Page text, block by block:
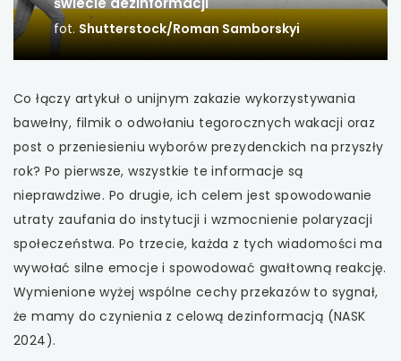
uwaga, link otwiera się w nowej karcie
uwaga, link otwiera się w nowej karcie
uwaga, link otwiera się w nowej karcie
uwaga, link otwiera się w nowej karcie
uwaga, link otwiera się w nowej karcie
uwaga, link otwiera się w nowej karcie
uwaga, link otwiera się w nowej karcie
fot.Shutterstock/Roman Samborskyi
Co łączy artykuł o unijnym zakazie wykorzystywania
bawełny, filmik o odwołaniu tegorocznych wakacji oraz
post o przeniesieniu wyborów prezydenckich na przyszły
rok? Po pierwsze, wszystkie te informacje są
nieprawdziwe. Po drugie, ich celem jest spowodowanie
utraty zaufania do instytucji i wzmocnienie polaryzacji
społeczeństwa. Po trzecie, każda z tych wiadomości ma
wywołać silne emocje i spowodować gwałtowną reakcję.
Wymienione wyżej wspólne cechy przekazów to sygnał,
że mamy do czynienia z celową dezinformacją (NASK
2024).